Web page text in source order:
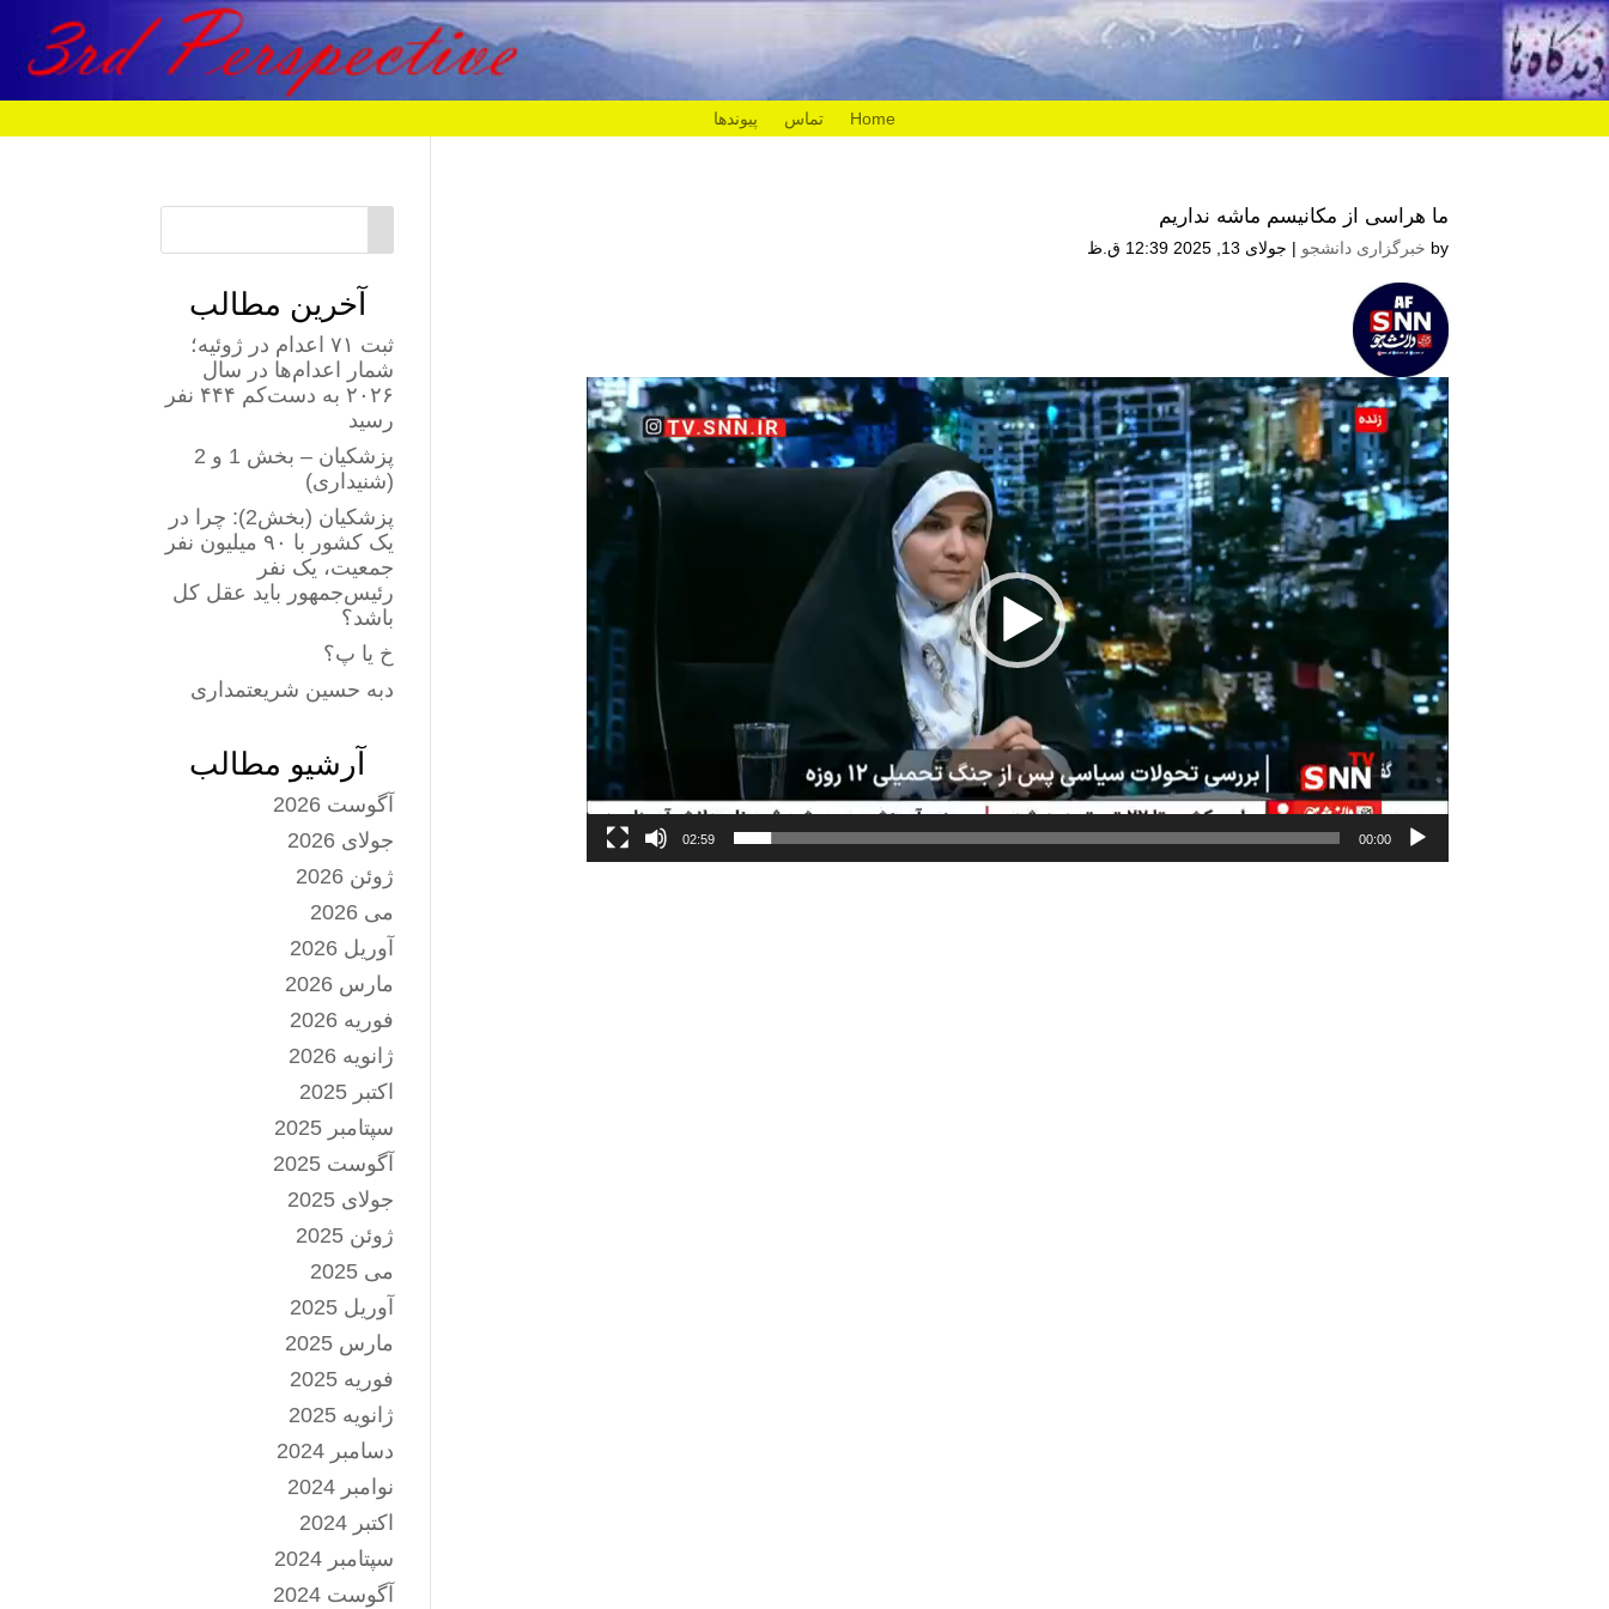
Home تماس پیوندها
ما هراسی از مکانیسم ماشه نداریم
by خبرگزاری دانشجو | جولای 13, 2025 12:39 ق.ظ
نمایشگر
00:00
02:59
آخرین مطالب
ثبت ۷۱ اعدام در ژوئیه؛
شمار اعدام‌ها در سال
۲۰۲۶ به دست‌کم ۴۴۴ نفر
رسید
پزشکیان – بخش 1 و 2
(شنیداری)
پزشکیان (بخش2): چرا در
یک کشور با ۹۰ میلیون نفر
جمعیت، یک نفر
رئیس‌جمهور باید عقل کل
باشد؟
خ یا پ؟
دبه حسین شریعتمداری
آرشیو مطالب
آگوست 2026
جولای 2026
ژوئن 2026
می 2026
آوریل 2026
مارس 2026
فوریه 2026
ژانویه 2026
اکتبر 2025
سپتامبر 2025
آگوست 2025
جولای 2025
ژوئن 2025
می 2025
آوریل 2025
مارس 2025
فوریه 2025
ژانویه 2025
دسامبر 2024
نوامبر 2024
اکتبر 2024
سپتامبر 2024
آگوست 2024